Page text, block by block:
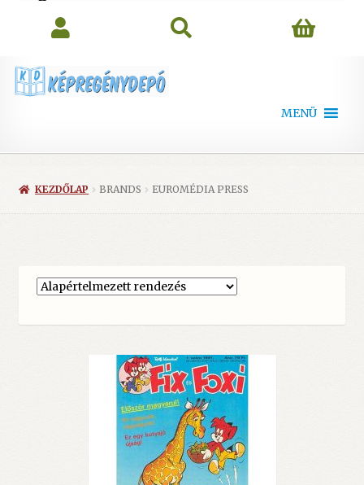
MENÜ
KEZDŐLAP BRANDS EUROMÉDIA PRESS